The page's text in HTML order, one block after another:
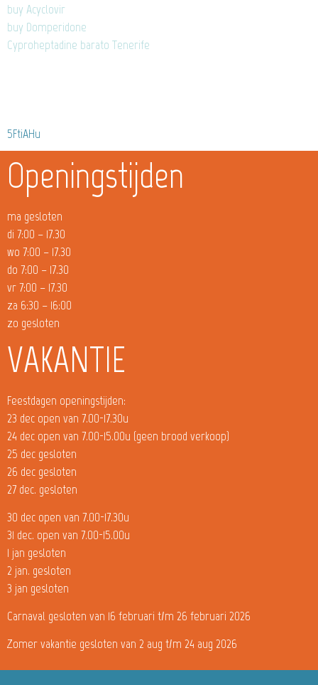
buy Acyclovir
buy Domperidone
Cyproheptadine barato Tenerife
5FtiAHu
Openingstijden
ma gesloten
di 7:00 – 17.30
wo 7:00 – 17.30
do 7:00 – 17.30
vr 7:00 – 17.30
za 6:30 – 16:00
zo gesloten
VAKANTIE
Feestdagen openingstijden:
23 dec open van 7.00-17.30u
24 dec open van 7.00-15.00u (geen brood verkoop)
25 dec gesloten
26 dec gesloten
27 dec. gesloten
30 dec open van 7.00-17.30u
31 dec. open van 7.00-15.00u
1 jan gesloten
2 jan. gesloten
3 jan gesloten
Carnaval gesloten van 16 februari t/m 26 februari 2026
Zomer vakantie gesloten van 2 aug t/m 24 aug 2026